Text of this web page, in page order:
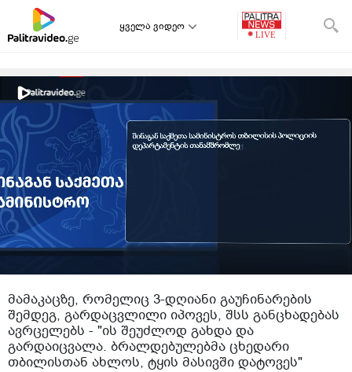
ყველა ვიდეო
მამაკაცზე, რომელიც 3-დღიანი გაუჩინარების
შემდეგ, გარდაცვლილი იპოვეს, შსს განცხადებას
ავრცელებს - "ის შეუძლოდ გახდა და
გარდაიცვალა. ბრალდებულებმა ცხედარი
თბილისთან ახლოს, ტყის მასივში დატოვეს"